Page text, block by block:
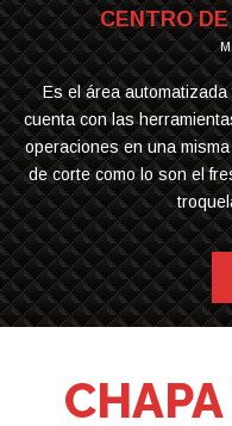
CENTRO
Es el área
cuenta con las
operaciones en una
de corte como lo son el